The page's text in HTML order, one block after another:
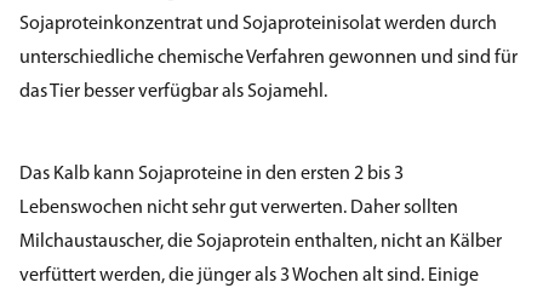
Sojaproteinkonzentrat und Sojaproteinisolat werden durch
unterschiedliche chemische Verfahren gewonnen und sind für
das Tier besser verfügbar als Sojamehl.
Das Kalb kann Sojaproteine in den ersten 2 bis 3
Lebenswochen nicht sehr gut verwerten. Daher sollten
Milchaustauscher, die Sojaprotein enthalten, nicht an Kälber
verfüttert werden, die jünger als 3 Wochen alt sind. Einige